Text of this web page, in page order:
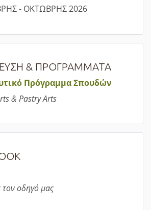
- ΟΚΤΩΒΡΗΣ 2026
& ΠΡΟΓΡΑΜΜΑΤΑ
Πρόγραμμα Σπουδών
& Pastry Arts
τον οδηγό μας